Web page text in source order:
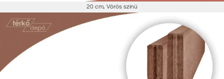
20 cm, Vörös színű